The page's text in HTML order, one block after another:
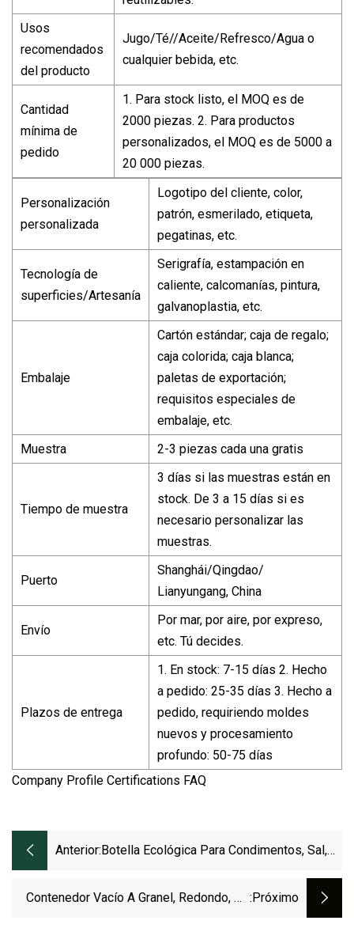
Usos
recomendados
del producto
Jugo/Té//Aceite/Refresco/Agua o
cualquier bebida, etc.
Cantidad
mínima de
pedido
1. Para stock listo, el MOQ es de
2000 piezas. 2. Para productos
personalizados, el MOQ es de 5000 a
20 000 piezas.
Personalización
personalizada
Logotipo del cliente, color,
patrón, esmerilado, etiqueta,
pegatinas, etc.
Tecnología de
superficies/Artesanía
Serigrafía, estampación en
caliente, calcomanías, pintura,
galvanoplastia, etc.
Embalaje
Cartón estándar; caja de regalo;
caja colorida; caja blanca;
paletas de exportación;
requisitos especiales de
embalaje, etc.
Muestra
2-3 piezas cada una gratis
Tiempo de muestra
3 días si las muestras están en
stock. De 3 a 15 días si es
necesario personalizar las
muestras.
Puerto
Shanghái/Qingdao/
Lianyungang, China
Envío
Por mar, por aire, por expreso,
etc. Tú decides.
Plazos de entrega
1. En stock: 7-15 días 2. Hecho
a pedido: 25-35 días 3. Hecho a
pedido, requiriendo moldes
nuevos y procesamiento
profundo: 50-75 días
Company Profile Certifications FAQ
Anterior: Botella Ecológica Para Condimentos, Sal,
Tapa
Contenedor Vacío A Granel, Redondo, De :próximo